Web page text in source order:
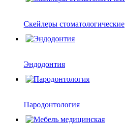
Скейлеры стоматологические
Эндодонтия
Пародонтология